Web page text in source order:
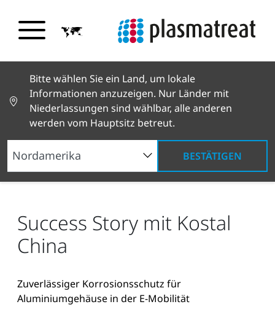
Bitte wählen Sie ein Land, um lokale
Informationen anzuzeigen. Nur Länder mit
Niederlassungen sind wählbar, alle anderen
werden vom Hauptsitz betreut.
BESTÄTIGEN
Neuigkeiten und Geschichten
News und Presse
Success Story mit Kostal China
Success Story mit Kostal
China
Zuverlässiger Korrosionsschutz für
Aluminiumgehäuse in der E-Mobilität